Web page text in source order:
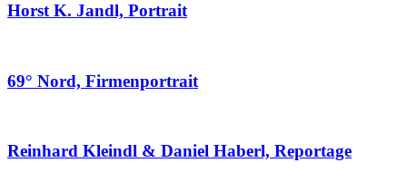
Horst K. Jandl, Portrait
69° Nord, Firmenportrait
Reinhard Kleindl & Daniel Haberl, Reportage